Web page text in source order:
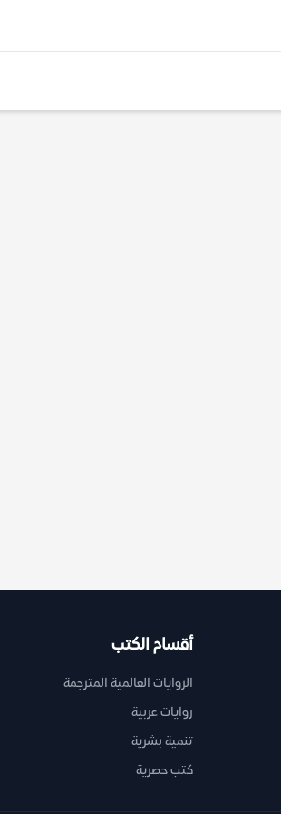
أقسام الكتب
الروايات العالمية المترجمة
روايات عربية
تنمية بشرية
كتب حصرية